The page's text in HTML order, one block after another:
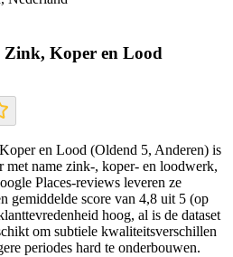
Koper en Lood
en Lood (Oldend 5, Anderen) is
met name zink-, koper- en loodwerk,
Places-reviews leveren ze
gemiddelde score van 4,8 uit 5 (op
hoog, al is de dataset
om subtiele kwaliteitsverschillen
periodes hard te onderbouwen.